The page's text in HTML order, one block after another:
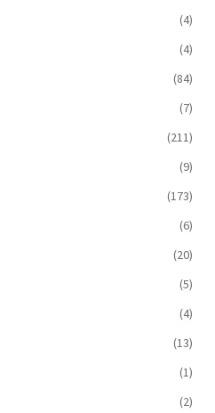
(4)
(4)
(84)
(7)
(211)
(9)
(173)
(6)
(20)
(5)
(4)
(13)
(1)
(2)